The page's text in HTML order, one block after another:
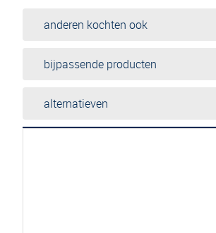
anderen kochten ook
bijpassende producten
alternatieven